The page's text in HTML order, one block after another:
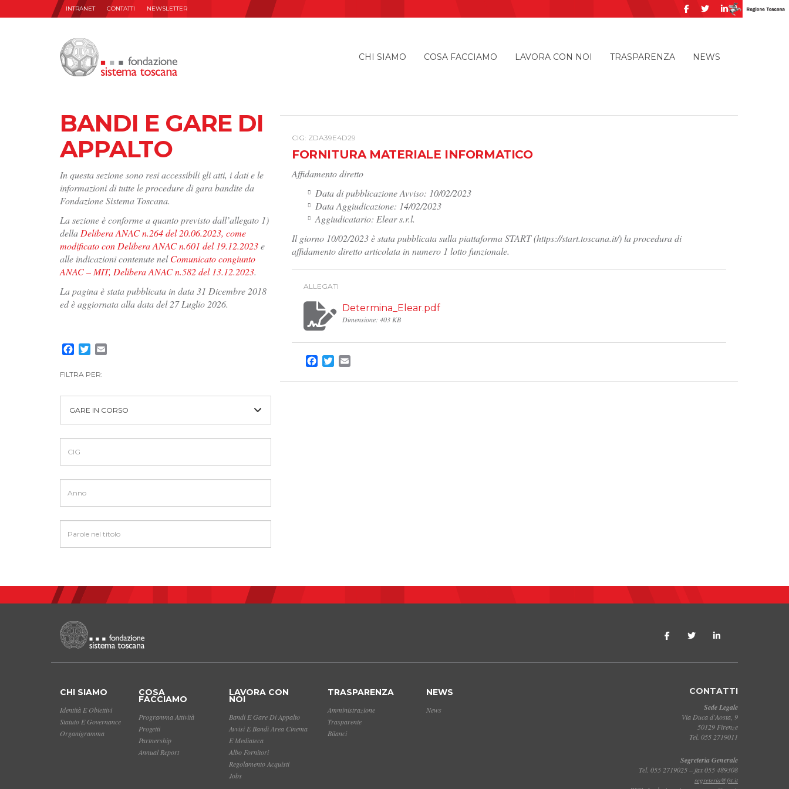
INTRANET CONTATTI NEWSLETTER
CHI SIAMO COSA FACCIAMO LAVORA CON NOI TRASPARENZA NEWS
BANDI E GARE DI
APPALTO
In questa sezione sono resi accessibili gli atti, i dati e le
informazioni di tutte le procedure di gara bandite da
Fondazione Sistema Toscana.
La sezione è conforme a quanto previsto dall’allegato 1)
della Delibera ANAC n.264 del 20.06.2023, come
modificato con Delibera ANAC n.601 del 19.12.2023e
alle indicazioni contenute nelComunicato congiunto
ANAC – MIT, Delibera ANAC n.582 del 13.12.2023.
La pagina è stata pubblicata in data 31 Dicembre 2018
ed è aggiornata alla data del 27 Luglio 2026.
Facebook
Twitter
FILTRA PER:
GARE IN CORSO
CIG: ZDA39E4D29
FORNITURA MATERIALE INFORMATICO
Affidamento diretto
Data di pubblicazione Avviso: 10/02/2023
Data Aggiudicazione: 14/02/2023
Aggiudicatario: Elear s.r.l.
Il giorno 10/02/2023 è stata pubblicata sulla piattaforma START (https://start.toscana.it/) la procedura di
affidamento diretto articolata in numero 1 lotto funzionale.
ALLEGATI
Determina_Elear.pdf
Dimensione: 403 KB
Facebook
Twitter
CHI SIAMO
Identità E Obiettivi
Statuto E Governance
Organigramma
COSA
FACCIAMO
Programma Attività
Progetti
Partnership
Annual Report
LAVORA CON
NOI
Bandi E Gare Di Appalto
Avvisi E Bandi Area Cinema
E Mediateca
Albo Fornitori
Regolamento Acquisti
Jobs
TRASPARENZA
Amministrazione
Trasparente
Bilanci
NEWS
News
CONTATTI
Sede Legale
Via Duca d'Aosta, 9
50129 Firenze
Tel. 055 2719011
Segreteria Generale
Tel. 055 2719025 – fax 055 489308
segreteria@fst.it